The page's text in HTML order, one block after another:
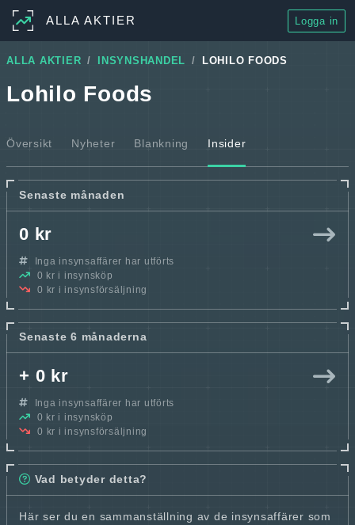
ALLA AKTIER Logga in
ALLA AKTIER INSYNSHANDEL LOHILO FOODS
Lohilo Foods
Översikt Nyheter Blankning Insider
Senaste månaden
0 kr
Inga insynsaffärer har utförts
0 kr i insynsköp
0 kr i insynsförsäljning
Senaste 6 månaderna
+ 0 kr
Inga insynsaffärer har utförts
0 kr i insynsköp
0 kr i insynsförsäljning
Vad betyder detta?
Här ser du en sammanställning av de insynsaffärer som